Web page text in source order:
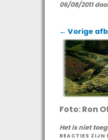
06/08/2011
← Vorige
Foto: Ron
Het is niet
REACTIES ZIJN